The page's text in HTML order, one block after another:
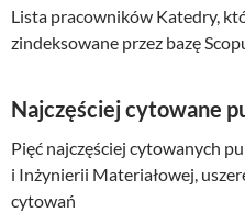
Lista pracowników Katedry,
zindeksowane przez bazę
Najczęściej cytowane
Pięć najczęściej cytowanych
i Inżynierii Materiałowej,
cytowań